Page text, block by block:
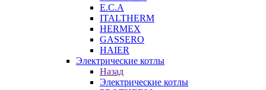
E.C.A
ITALTHERM
HERMEX
GASSERO
HAIER
Электрические котлы
Назад
Электрические котлы